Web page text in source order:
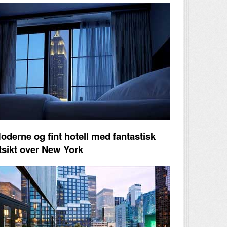
og fint hotell med fantastisk
over New York